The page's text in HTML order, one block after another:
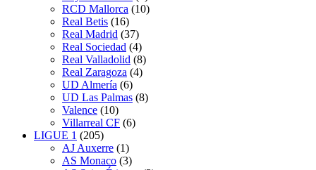
RCD Mallorca (10)
Real Betis (16)
Real Madrid (37)
Real Sociedad (4)
Real Valladolid (8)
Real Zaragoza (4)
UD Almería (6)
UD Las Palmas (8)
Valence (10)
Villarreal CF (6)
LIGUE 1 (205)
AJ Auxerre (1)
AS Monaco (3)